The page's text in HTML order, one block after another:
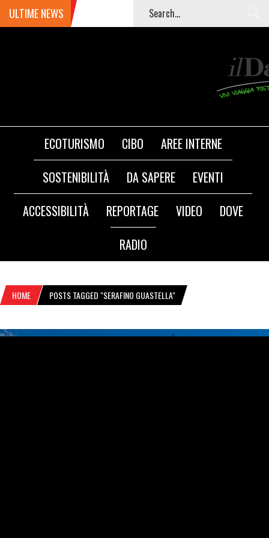
ULTIME NEWS
ECOTURISMO CIBO
AREE INTERNE
SOSTENIBILITÀ
DA SAPERE
EVENTI
ACCESSIBILITÀ
REPORTAGE VIDEO
DOVE
RADIO
HOME POSTS TAGGED "SERAFINO GUASTELLA"